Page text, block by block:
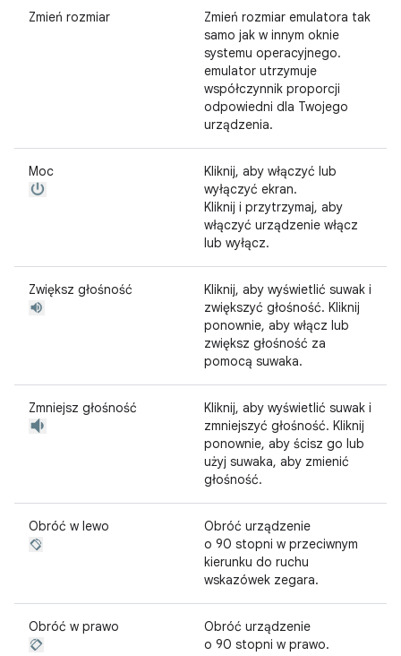
Zmień rozmiar
Zmień rozmiar emulatora tak
samo jak w innym oknie
systemu operacyjnego.
emulator utrzymuje
współczynnik proporcji
odpowiedni dla Twojego
urządzenia.
Moc
Kliknij, aby włączyć lub
wyłączyć ekran.
Kliknij i przytrzymaj, aby
włączyć urządzenie włącz
lub wyłącz.
Zwiększ głośność
Kliknij, aby wyświetlić suwak i
zwiększyć głośność. Kliknij
ponownie, aby włącz lub
zwiększ głośność za
pomocą suwaka.
Zmniejsz głośność
Kliknij, aby wyświetlić suwak i
zmniejszyć głośność. Kliknij
ponownie, aby ścisz go lub
użyj suwaka, aby zmienić
głośność.
Obróć w lewo
Obróć urządzenie
o 90 stopni w przeciwnym
kierunku do ruchu
wskazówek zegara.
Obróć w prawo
Obróć urządzenie
o 90 stopni w prawo.